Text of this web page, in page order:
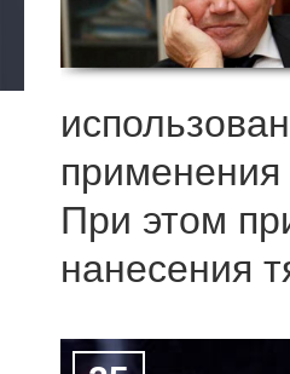
При этом
нанесения